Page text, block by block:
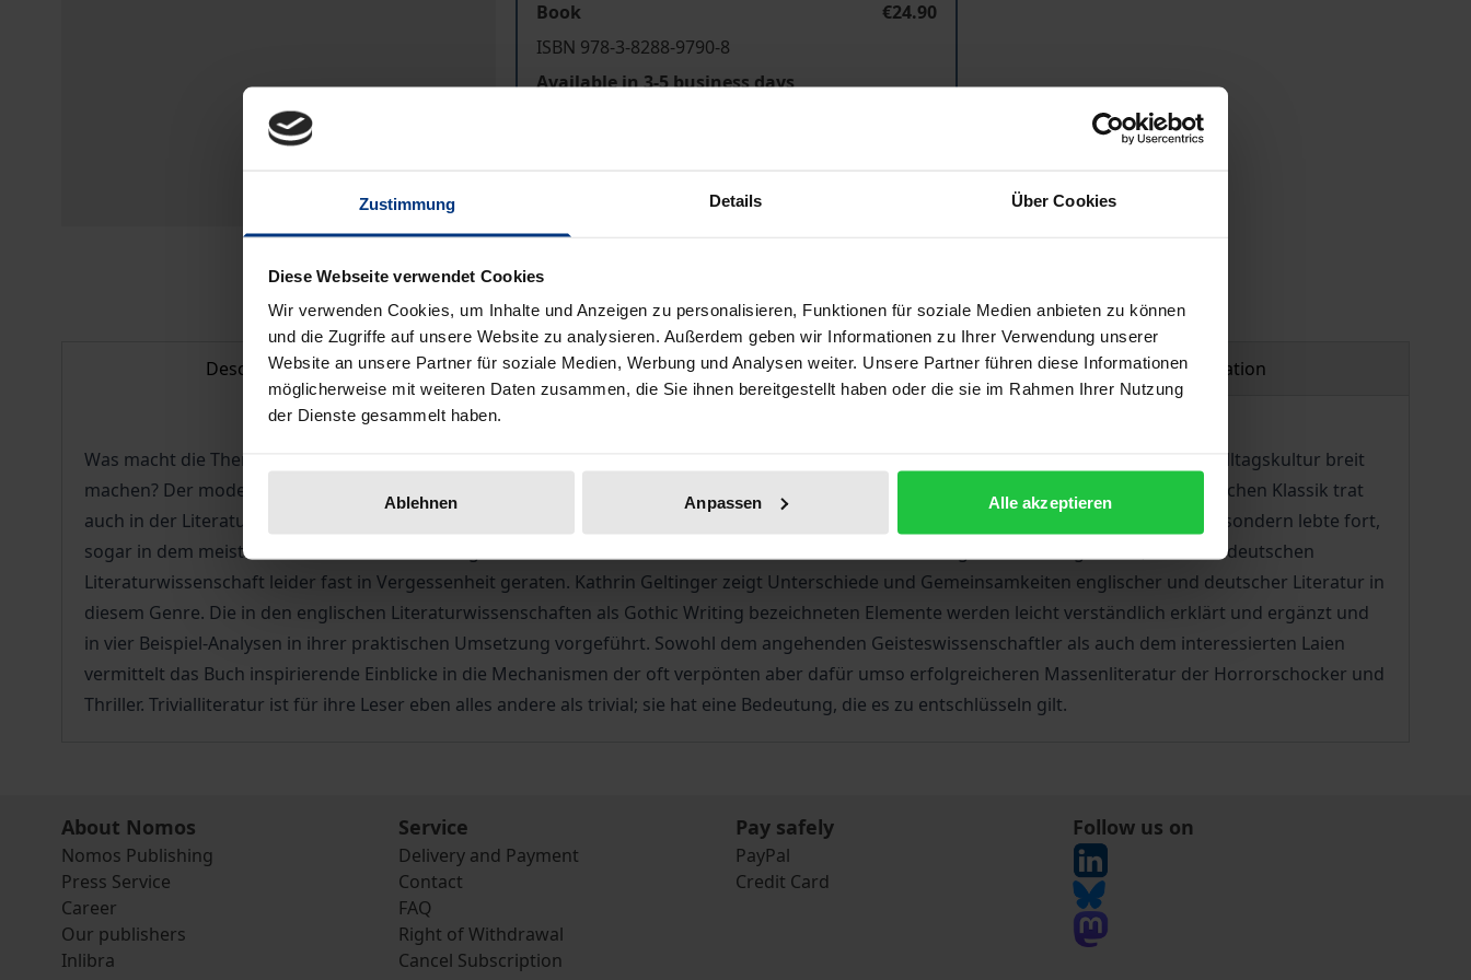
Zustimmung Details Über Cookies
Diese Webseite verwendet Cookies
Wir verwenden Cookies, um Inhalte und Anzeigen zu personalisieren, Funktionen für soziale Medien anbieten zu können
und die Zugriffe auf unsere Website zu analysieren. Außerdem geben wir Informationen zu Ihrer Verwendung unserer
Website an unsere Partner für soziale Medien, Werbung und Analysen weiter. Unsere Partner führen diese Informationen
möglicherweise mit weiteren Daten zusammen, die Sie ihnen bereitgestellt haben oder die sie im Rahmen Ihrer Nutzung
der Dienste gesammelt haben.
Ablehnen Anpassen Alle akzeptieren
Book
€24.90
ISBN 978-3-8288-9790-8
Available in 3-5 business days
Description Bibliographical data Product safety information
Was macht die Themen Gewalt und Wahnsinn so faszinierend? Wie kommt es, dass dieselben Stereotypen sich immer wieder neu in der Alltagskultur breit
machen? Der moderne Horror begann mit dem Gothic Revival im England des späten 19. Jahrhunderts. Anstelle der rationalen, symmetrischen Klassik trat
auch in der Literatur das Ungeordnete, Bizarre. Der moderne Horror endete auch in Deutschland nicht mit dem Abklingen der Romantik, sondern lebte fort,
sogar in dem meist als Kontrast zur Romantik gesehenen Naturalismus. Wie nah sich die beiden Strömungen am Anfang waren, ist in der deutschen
Literaturwissenschaft leider fast in Vergessenheit geraten. Kathrin Geltinger zeigt Unterschiede und Gemeinsamkeiten englischer und deutscher Literatur in
diesem Genre. Die in den englischen Literaturwissenschaften als Gothic Writing bezeichneten Elemente werden leicht verständlich erklärt und ergänzt und
in vier Beispiel-Analysen in ihrer praktischen Umsetzung vorgeführt. Sowohl dem angehenden Geisteswissenschaftler als auch dem interessierten Laien
vermittelt das Buch inspirierende Einblicke in die Mechanismen der oft verpönten aber dafür umso erfolgreicheren Massenliteratur der Horrorschocker und
Thriller. Trivialliteratur ist für ihre Leser eben alles andere als trivial; sie hat eine Bedeutung, die es zu entschlüsseln gilt.
About Nomos
Nomos Publishing
Press Service
Career
Our publishers
Inlibra
Service
Delivery and Payment
Contact
FAQ
Right of Withdrawal
Cancel Subscription
Pay safely
PayPal
Credit Card
Follow us on